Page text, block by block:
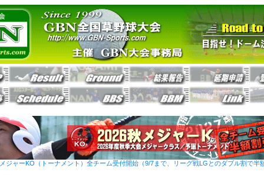
ジャーKO（トーナメント）全チーム受付開始（9/7まで、リーグ戦LGとのダブル割で半